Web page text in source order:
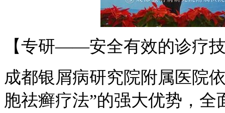
【专研——安全有效的诊疗
成都银屑病研究院附属医院
胞祛癣疗法”的强大优势，